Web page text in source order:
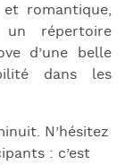
romantique,
un répertoire
d’une belle
dans les
N’hésitez
: c’est